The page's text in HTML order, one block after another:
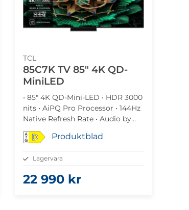
TCL
85C7K TV 85" 4K QD-
MiniLED
• 85" 4K QD-Mini-LED • HDR 3000
nits • AiPQ Pro Processor • 144Hz
Native Refresh Rate • Audio by
Bang & Olufsen • Ultra Slim
Design
D Produktblad
Lagervara
22 990 kr